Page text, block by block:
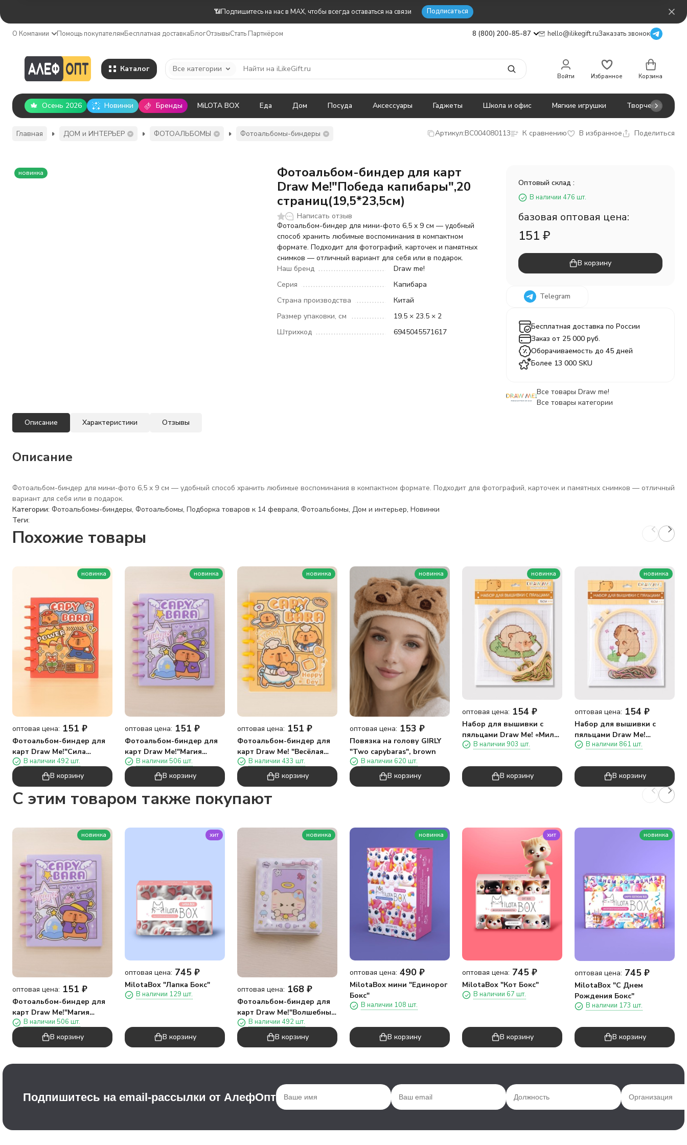
📶Подпишитесь на нас в MAX, чтобы всегда оставаться на связи Подписаться
О Компании Помощь покупателямБесплатная доставкаБлогОтзывыСтать Партнёром 8 (800) 200-85-87 hello@ilikegift.ruЗаказать звонок
Каталог Все категории
Войти Избранное Корзина
Осень 2026 Новинки Бренды MiLOTA BOX Еда Дом Посуда Аксессуары Гаджеты Школа и офис Мягкие игрушки Творчество
Главная ДОМ и ИНТЕРЬЕР ФОТОАЛЬБОМЫ Фотоальбомы-биндеры Артикул:BC004080113 К сравнению В избранное Поделиться
новинка
Фотоальбом-биндер для карт
Draw Me!"Победа капибары",20
страниц(19,5*23,5см)
Написать отзыв
Фотоальбом-биндер для мини-фото 6,5 x 9 см — удобный
способ хранить любимые воспоминания в компактном
формате. Подходит для фотографий, карточек и памятных
снимков — отличный вариант для себя или в подарок.
Наш бренд
Draw me!
Серия
Капибара
Страна производства
Китай
Размер упаковки, см
19.5 × 23.5 × 2
Штрихкод
6945045571617
Оптовый склад :
В наличии 476 шт.
базовая оптовая цена:
151 ₽
В корзину
Telegram
Бесплатная доставка по России
Заказ от 25 000 руб.
Оборачиваемость до 45 дней
Более 13 000 SKU
Все товары Draw me!
Все товары категории
Описание Характеристики Отзывы
Описание
Фотоальбом-биндер для мини-фото 6,5 x 9 см — удобный способ хранить любимые воспоминания в компактном формате. Подходит для фотографий, карточек и памятных снимков — отличный
вариант для себя или в подарок.
Категории: Фотоальбомы-биндеры, Фотоальбомы, Подборка товаров к 14 февраля, Фотоальбомы, Дом и интерьер, Новинки
Теги:
Похожие товары
новинка
оптовая цена: 151 ₽
Фотоальбом-биндер для
карт Draw Me!"Сила
капибары",20
страниц(19,5*23,5см)
В наличии 492 шт.
В корзину
новинка
оптовая цена: 151 ₽
Фотоальбом-биндер для
карт Draw Me!"Магия
капибары",20
страниц(19,5*23,5см)
В наличии 506 шт.
В корзину
новинка
оптовая цена: 151 ₽
Фотоальбом-биндер для
карт Draw Me! "Весёлая
Капибара",20
страниц(19,5*23,5см)
В наличии 433 шт.
В корзину
новинка
оптовая цена: 153 ₽
Повязка на голову GIRLY
"Two capybaras", brown
В наличии 620 шт.
В корзину
новинка
оптовая цена: 154 ₽
Набор для вышивки с
пяльцами Draw Me! «Милая
капибара» 15 см.
В наличии 903 шт.
В корзину
новинка
оптовая цена: 154 ₽
Набор для вышивки с
пяльцами Draw Me!
«Капибара наслаждается»
В наличии 861 шт.
В корзину
C этим товаром также покупают
новинка
оптовая цена: 151 ₽
Фотоальбом-биндер для
карт Draw Me!"Магия
капибары",20
страниц(19,5*23,5см)
В наличии 506 шт.
В корзину
хит
оптовая цена: 745 ₽
MilotaBox "Лапка Бокс"
В наличии 129 шт.
В корзину
новинка
оптовая цена: 168 ₽
Фотоальбом-биндер для
карт Draw Me!"Волшебный
кот",16 страниц(9*11см)
В наличии 492 шт.
В корзину
новинка
оптовая цена: 490 ₽
MilotaBox мини "Единорог
Бокс"
В наличии 108 шт.
В корзину
хит
оптовая цена: 745 ₽
MilotaBox "Кот Бокс"
В наличии 67 шт.
В корзину
новинка
оптовая цена: 745 ₽
MilotaBox "С Днем
Рождения Бокс"
В наличии 173 шт.
В корзину
Подпишитесь на email-рассылки от АлефОпт